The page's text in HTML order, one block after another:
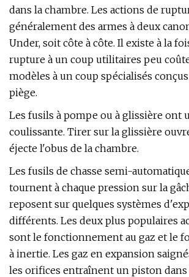
dans la chambre. Les actions de
généralement des armes à deux
Under, soit côte à côte. Il existe à la
rupture à un coup utilitaires peu
modèles à un coup spécialisés
piège.
Les fusils à pompe ou à glissière ont
coulissante. Tirer sur la glissière
éjecte l'obus de la chambre.
Les fusils de chasse semi-
tournent à chaque pression sur la
reposent sur quelques systèmes
différents. Les deux plus populaires
sont le fonctionnement au gaz et le
à inertie. Les gaz en expansion
les orifices entraînent un piston